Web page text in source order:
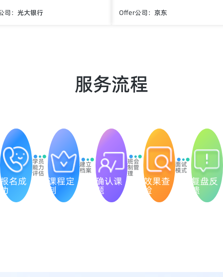
： 光大银行 Offer公司： 京东
服务流程
报名成
功
学员
能力
评估
课程定
制
建立
档案
确认课
题
班会
制管
理
效果查
验
面试
模式
复盘反
馈